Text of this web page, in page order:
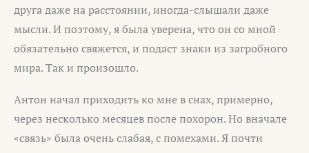
друга даже на расстоянии, иногда-слышали даже
мысли. И поэтому, я была уверена, что он со мной
обязательно свяжется, и подаст знаки из загробного
мира. Так и произошло.
Антон начал приходить ко мне в снах, примерно,
через несколько месяцев после похорон. Но вначале
«связь» была очень слабая, с помехами. Я почти